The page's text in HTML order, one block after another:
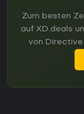
Zum besten
auf XD.deals
von